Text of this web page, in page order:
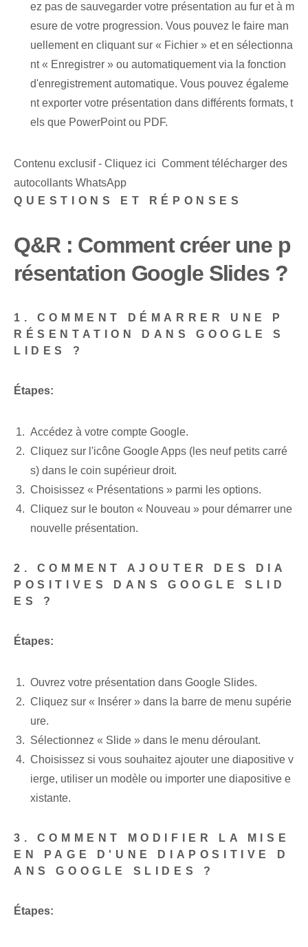
ez pas de sauvegarder votre présentation au fur et à m
esure de votre progression. ‍Vous pouvez le faire ⁤man
uellement en cliquant sur « Fichier »‌ et en sélectionna
nt « Enregistrer » ou automatiquement via la fonction
d'enregistrement automatique. Vous pouvez égaleme
nt exporter votre présentation dans différents formats, t
els que PowerPoint ou PDF.
Contenu exclusif - Cliquez ici Comment télécharger des
autocollants WhatsApp
QUESTIONS ET RÉPONSES
Q&R : Comment créer une p
résentation Google Slides ?
1. COMMENT DÉMARRER UNE P
RÉSENTATION DANS GOOGLE S
LIDES ?
Étapes:
Accédez à votre compte Google.
Cliquez sur l'icône Google Apps (les neuf petits carré
s) dans le coin supérieur droit.
Choisissez « Présentations » parmi les options.
Cliquez sur le bouton « Nouveau » pour démarrer une
nouvelle présentation.
2. ‌COMMENT AJOUTER DES DIA
POSITIVES DANS GOOGLE SLID
ES ?
Étapes:
Ouvrez votre présentation ‌dans Google Slides.
Cliquez sur « Insérer » dans la barre de menu supérie
ure.
Sélectionnez « Slide » ⁤dans⁣ le menu déroulant.
Choisissez si vous souhaitez ajouter une diapositive v
ierge, utiliser un modèle ou importer une diapositive e
xistante.
3. COMMENT MODIFIER LA MISE
EN PAGE D'UNE DIAPOSITIVE D
ANS GOOGLE SLIDES ?
Étapes: